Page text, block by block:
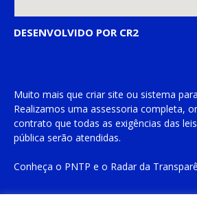
DESENVOLVIDO POR CR2
Muito mais que criar site ou sistema
Realizamos uma assessoria completa,
contrato que todas as exigências das
pública serão atendidas.
Conheça o PNTP e o Radar da